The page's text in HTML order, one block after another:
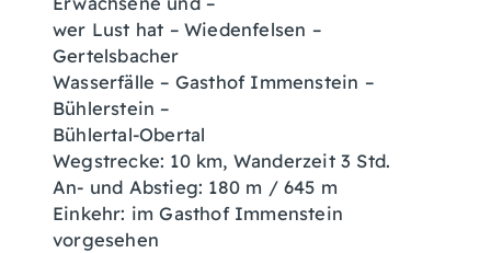
wer Lust hat – Wiedenfelsen –
Gertelsbacher
Wasserfälle – Gasthof Immenstein –
Bühlerstein –
Bühlertal-Obertal
Wegstrecke: 10 km, Wanderzeit 3 Std.
An- und Abstieg: 180 m / 645 m
Einkehr: im Gasthof Immenstein
vorgesehen